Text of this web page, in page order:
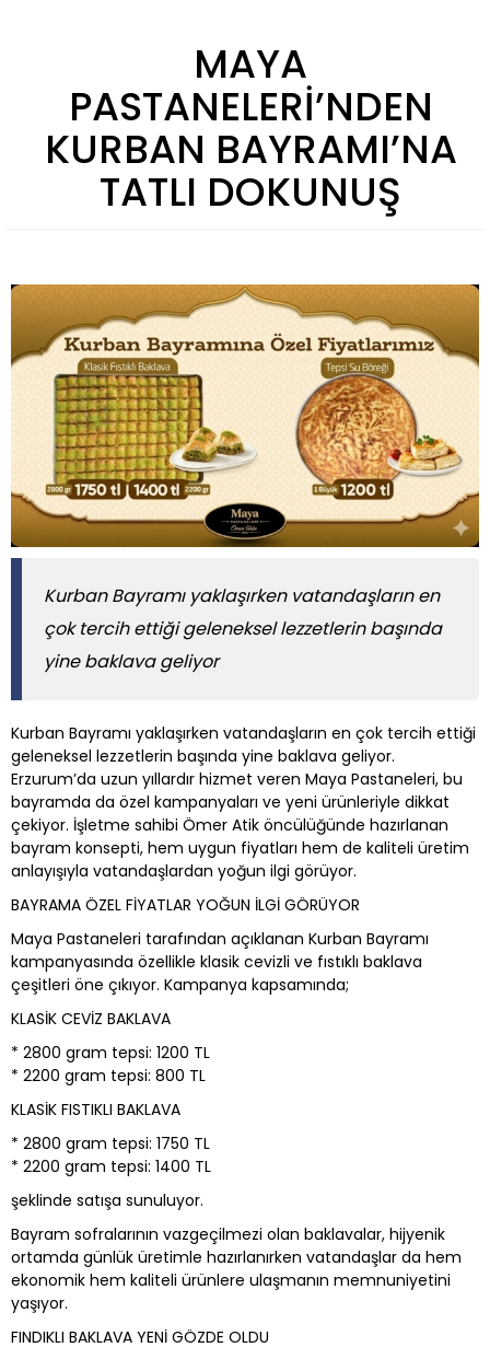
MAYA
PASTANELERİ’NDEN
KURBAN BAYRAMI’NA
TATLI DOKUNUŞ
Kurban Bayramı yaklaşırken vatandaşların en
çok tercih ettiği geleneksel lezzetlerin başında
yine baklava geliyor
Kurban Bayramı yaklaşırken vatandaşların en çok tercih ettiği
geleneksel lezzetlerin başında yine baklava geliyor.
Erzurum’da uzun yıllardır hizmet veren Maya Pastaneleri, bu
bayramda da özel kampanyaları ve yeni ürünleriyle dikkat
çekiyor. İşletme sahibi Ömer Atik öncülüğünde hazırlanan
bayram konsepti, hem uygun fiyatları hem de kaliteli üretim
anlayışıyla vatandaşlardan yoğun ilgi görüyor.
BAYRAMA ÖZEL FİYATLAR YOĞUN İLGİ GÖRÜYOR
Maya Pastaneleri tarafından açıklanan Kurban Bayramı
kampanyasında özellikle klasik cevizli ve fıstıklı baklava
çeşitleri öne çıkıyor. Kampanya kapsamında;
KLASİK CEVİZ BAKLAVA
* 2800 gram tepsi: 1200 TL
* 2200 gram tepsi: 800 TL
KLASİK FISTIKLI BAKLAVA
* 2800 gram tepsi: 1750 TL
* 2200 gram tepsi: 1400 TL
şeklinde satışa sunuluyor.
Bayram sofralarının vazgeçilmezi olan baklavalar, hijyenik
ortamda günlük üretimle hazırlanırken vatandaşlar da hem
ekonomik hem kaliteli ürünlere ulaşmanın memnuniyetini
yaşıyor.
FINDIKLI BAKLAVA YENİ GÖZDE OLDU